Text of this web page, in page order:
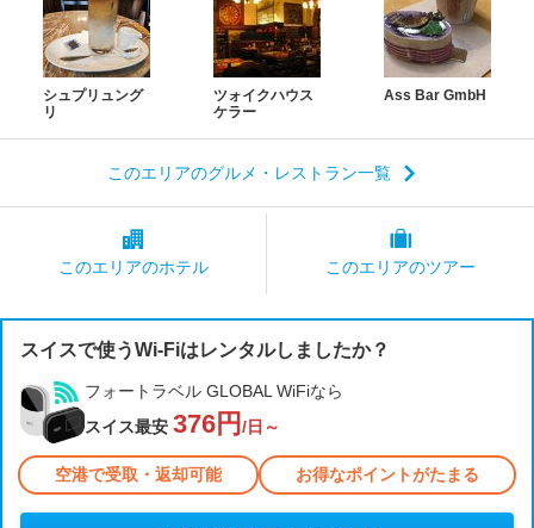
シュプリュング
リ
ツォイクハウス
ケラー
Ass Bar GmbH
このエリアのグルメ・レストラン一覧
このエリアのホテル このエリアのツアー
スイスで使うWi-Fiはレンタルしましたか？
フォートラベル GLOBAL WiFiなら
スイス最安 376円 /日～
空港で受取・返却可能 お得なポイントがたまる